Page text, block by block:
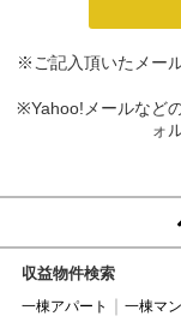
※ご記入頂いたメー
※Yahoo!メールなど
ォ
収益物件検索
一棟アパート 一棟マ